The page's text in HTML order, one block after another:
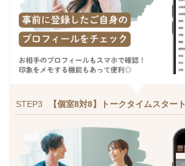
STEP3 【個室8対8】トークタイムスタート